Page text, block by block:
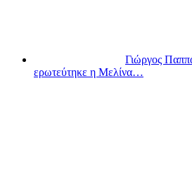
Γιώργος
ερωτεύτηκε η Μελίνα…